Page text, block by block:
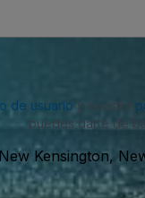
de usuario y nuestra
puedes darte de
Kensington,